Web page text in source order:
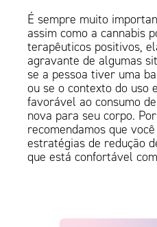
É sempre muito
assim como a cannabis
terapêuticos positivos,
agravante de algumas
se a pessoa tiver uma
ou se o contexto do uso
favorável ao consumo
nova para seu corpo.
recomendamos que
estratégias de redução
que está confortável